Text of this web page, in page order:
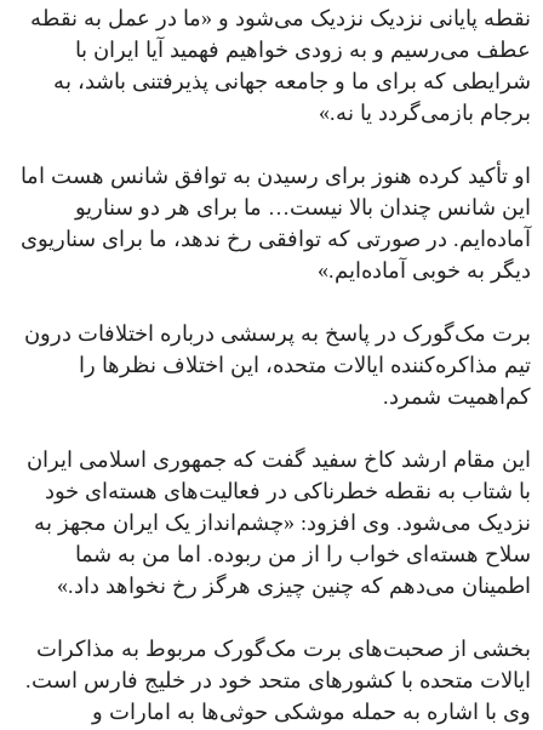
نقطه پایانی نزدیک نزدیک می‌شود و «ما در عمل به نقطه‌
عطف می‌رسیم و به‌ زودی خواهیم فهمید آیا ایران با
شرایطی که برای ما و جامعه جهانی پذیرفتنی‌ باشد، به
برجام بازمی‌گردد یا نه.»
او تأکید کرده هنوز برای رسیدن به توافق شانس هست اما
این شانس چندان بالا نیست… ما برای هر دو سناریو
آماده‌ایم. در صورتی که توافقی رخ ندهد، ما برای سناریوی
دیگر به‌ خوبی آماده‌ایم.»
برت مک‌گورک در پاسخ به پرسشی درباره اختلافات درون
تیم مذاکره‌کننده ایالات متحده، این اختلاف‌‌‌ نظرها را
کم‌اهمیت شمرد.
این مقام ارشد کاخ سفید گفت که جمهوری اسلامی ایران
با شتاب به نقطه خطرناکی در فعالیت‌های هسته‌ای خود
نزدیک می‌شود. وی افزود: «چشم‌انداز یک ایران مجهز به
سلاح هسته‌ای خواب را از من ربوده. اما من به شما
اطمینان می‌دهم که چنین چیزی هرگز رخ نخواهد داد.»
بخشی از صحبت‌های برت مک‌گورک مربوط به مذاکرات
ایالات متحده با کشورهای متحد خود در خلیج فارس است.
وی با اشاره به حمله موشکی حوثی‌ها به امارات و